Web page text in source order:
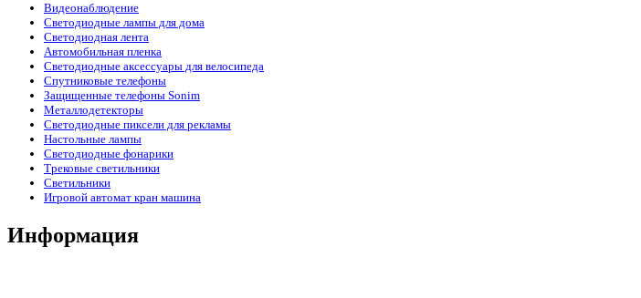
Видеонаблюдение
Светодиодные лампы для дома
Светодиодная лента
Автомобильная пленка
Светодиодные аксессуары для велосипеда
Спутниковые телефоны
Защищенные телефоны Sonim
Металлодетекторы
Светодиодные пиксели для рекламы
Настольные лампы
Светодиодные фонарики
Трековые светильники
Светильники
Игровой автомат кран машина
Информация